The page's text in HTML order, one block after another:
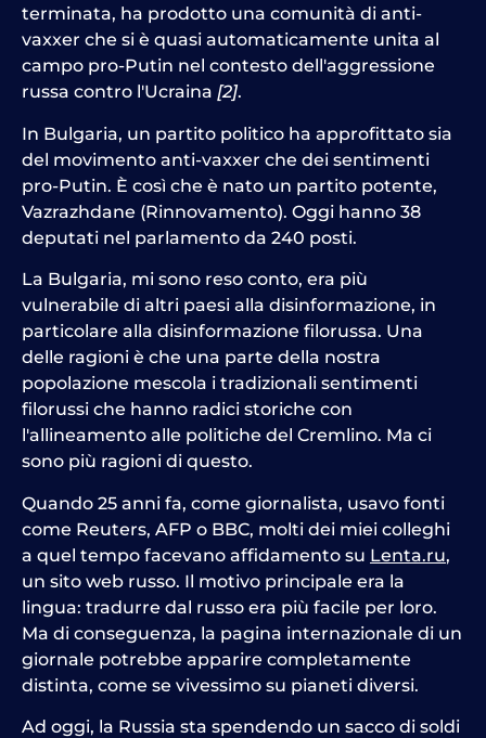
terminata, ha prodotto una comunità di anti-
vaxxer che si è quasi automaticamente unita al
campo pro-Putin nel contesto dell'aggressione
russa contro l'Ucraina [2].
In Bulgaria, un partito politico ha approfittato sia
del movimento anti-vaxxer che dei sentimenti
pro-Putin. È così che è nato un partito potente,
Vazrazhdane (Rinnovamento). Oggi hanno 38
deputati nel parlamento da 240 posti.
La Bulgaria, mi sono reso conto, era più
vulnerabile di altri paesi alla disinformazione, in
particolare alla disinformazione filorussa. Una
delle ragioni è che una parte della nostra
popolazione mescola i tradizionali sentimenti
filorussi che hanno radici storiche con
l'allineamento alle politiche del Cremlino. Ma ci
sono più ragioni di questo.
Quando 25 anni fa, come giornalista, usavo fonti
come Reuters, AFP o BBC, molti dei miei colleghi
a quel tempo facevano affidamento su Lenta.ru,
un sito web russo. Il motivo principale era la
lingua: tradurre dal russo era più facile per loro.
Ma di conseguenza, la pagina internazionale di un
giornale potrebbe apparire completamente
distinta, come se vivessimo su pianeti diversi.
Ad oggi, la Russia sta spendendo un sacco di soldi